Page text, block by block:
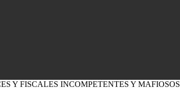
Y FISCALES INCOMPETENTES Y MAFIOSOS